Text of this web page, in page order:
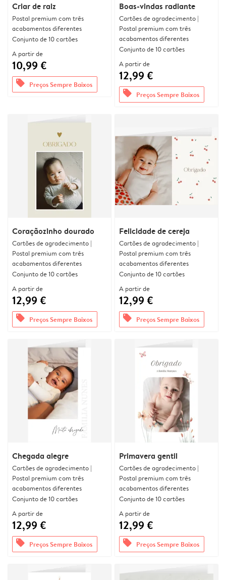
Criar de raiz
Postal premium com três
acabamentos diferentes
Conjunto de 10 cartões
A partir de
10,99 €
offers Preços Sempre Baixos
Boas-vindas radiante
Cartões de agradecimento |
Postal premium com três
acabamentos diferentes
Conjunto de 10 cartões
A partir de
12,99 €
offers Preços Sempre Baixos
Coraçãozinho dourado
Cartões de agradecimento |
Postal premium com três
acabamentos diferentes
Conjunto de 10 cartões
A partir de
12,99 €
offers Preços Sempre Baixos
Felicidade de cereja
Cartões de agradecimento |
Postal premium com três
acabamentos diferentes
Conjunto de 10 cartões
A partir de
12,99 €
offers Preços Sempre Baixos
Chegada alegre
Cartões de agradecimento |
Postal premium com três
acabamentos diferentes
Conjunto de 10 cartões
A partir de
12,99 €
offers Preços Sempre Baixos
Primavera gentil
Cartões de agradecimento |
Postal premium com três
acabamentos diferentes
Conjunto de 10 cartões
A partir de
12,99 €
offers Preços Sempre Baixos